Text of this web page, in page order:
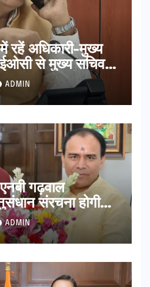
रहें अधिकारी-मुख्य
से मुख्य सचिव ने
कहा-बंद सड़कों को
को न हो दिक्कत
ADMIN
गढ़वाल
संरचना होगी
धन सिंह रावत ने
मंत्री से की
ADMIN